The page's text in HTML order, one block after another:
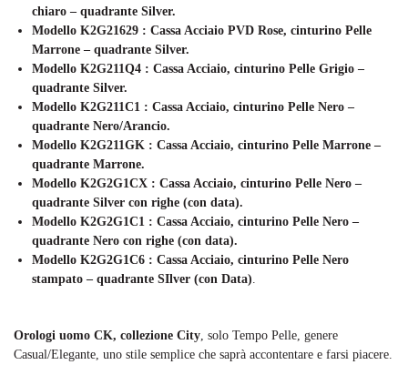
chiaro – quadrante Silver.
Modello K2G21629 : Cassa Acciaio PVD Rose, cinturino Pelle
Marrone – quadrante Silver.
Modello K2G211Q4 : Cassa Acciaio, cinturino Pelle Grigio –
quadrante Silver.
Modello K2G211C1 : Cassa Acciaio, cinturino Pelle Nero –
quadrante Nero/Arancio.
Modello K2G211GK : Cassa Acciaio, cinturino Pelle Marrone –
quadrante Marrone.
Modello K2G2G1CX : Cassa Acciaio, cinturino Pelle Nero –
quadrante Silver con righe (con data).
Modello K2G2G1C1 : Cassa Acciaio, cinturino Pelle Nero –
quadrante Nero con righe (con data).
Modello K2G2G1C6 : Cassa Acciaio, cinturino Pelle Nero
stampato – quadrante SIlver (con Data)
Orologi uomo CK, collezione City , solo Tempo Pelle, genere
Casual/Elegante, uno stile semplice che saprà accontentare e farsi piacere.